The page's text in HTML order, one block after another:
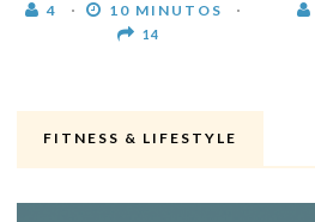
4 10 MINUTOS
14
FITNESS & LIFESTYLE